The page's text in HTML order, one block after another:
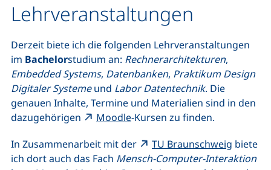
Lehrveranstaltungen
Derzeit biete ich die folgenden Lehrveranstaltungen
im Bachelorstudium an: Rechnerarchitekturen,
Embedded Systems, Datenbanken, Praktikum Design
Digitaler Systemeund Labor Datentechnik. Die
genauen Inhalte, Termine und Materialien sind in den
dazugehörigen
Moodle(externer Link, öffnet neues
-Kursen zu finden.
In Zusammenarbeit mit der
TU Braunschweig biete
ich dort auch das Fach Mensch-Computer-Interaktion